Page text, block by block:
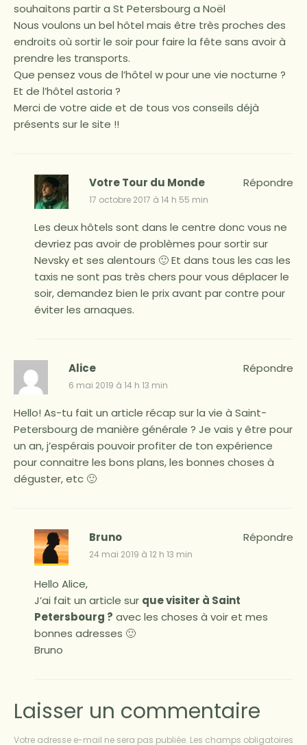
souhaitons partir a St Petersbourg a Noël
Nous voulons un bel hôtel mais être très proches des
endroits où sortir le soir pour faire la fête sans avoir à
prendre les transports.
Que pensez vous de l’hôtel w pour une vie nocturne ?
Et de l’hôtel astoria ?
Merci de votre aide et de tous vos conseils déjà
présents sur le site !!
Votre Tour du Monde
17 octobre 2017 à 14 h 55 min
Les deux hôtels sont dans le centre donc vous ne
devriez pas avoir de problèmes pour sortir sur
Nevsky et ses alentours 🙂 Et dans tous les cas les
taxis ne sont pas très chers pour vous déplacer le
soir, demandez bien le prix avant par contre pour
éviter les arnaques.
Répondre
Alice
6 mai 2019 à 14 h 13 min
Hello! As-tu fait un article récap sur la vie à Saint-
Petersbourg de manière générale ? Je vais y être pour
un an, j’espérais pouvoir profiter de ton expérience
pour connaitre les bons plans, les bonnes choses à
déguster, etc 🙂
Répondre
Bruno
24 mai 2019 à 12 h 13 min
Hello Alice,
J’ai fait un article sur que visiter à Saint
Petersbourg ? avec les choses à voir et mes
bonnes adresses 🙂
Bruno
Répondre
Laisser un commentaire
Votre adresse e-mail ne sera pas publiée. Les champs obligatoires